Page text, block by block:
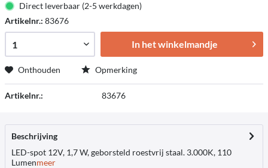
Direct leverbaar (2-5 werkdagen)
Artikelnr.: 83676
In het winkelmandje
Onthouden Opmerking
Artikelnr.: 83676
Beschrijving
LED-spot 12V, 1,7 W, geborsteld roestvrij staal. 3.000K, 110
Lumenmeer